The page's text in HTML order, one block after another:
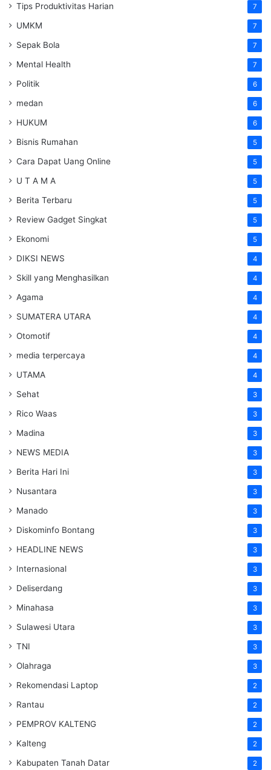
Tips Produktivitas Harian 7
UMKM 7
Sepak Bola 7
Mental Health 7
Politik 6
medan 6
HUKUM 6
Bisnis Rumahan 5
Cara Dapat Uang Online 5
U T A M A 5
Berita Terbaru 5
Review Gadget Singkat 5
Ekonomi 5
DIKSI NEWS 4
Skill yang Menghasilkan 4
Agama 4
SUMATERA UTARA 4
Otomotif 4
media terpercaya 4
UTAMA 4
Sehat 3
Rico Waas 3
Madina 3
NEWS MEDIA 3
Berita Hari Ini 3
Nusantara 3
Manado 3
Diskominfo Bontang 3
HEADLINE NEWS 3
Internasional 3
Deliserdang 3
Minahasa 3
Sulawesi Utara 3
TNI 3
Olahraga 3
Rekomendasi Laptop 2
Rantau 2
PEMPROV KALTENG 2
Kalteng 2
Kabupaten Tanah Datar 2